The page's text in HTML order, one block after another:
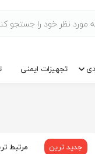
تجهیزات ایمنی
جدید ترین مرتبط